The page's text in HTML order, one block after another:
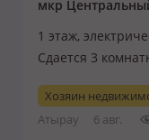
1 этаж,
Сдается 3
Хозяин
Атырау
6 авг.